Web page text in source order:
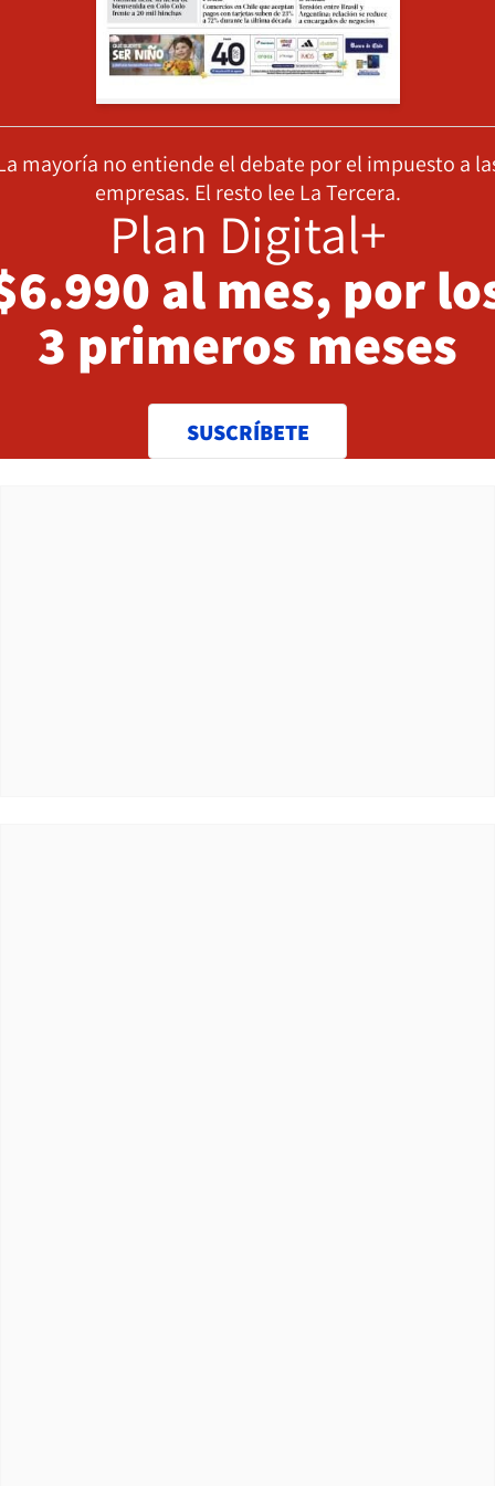
mayoría no entiende el debate por el impuesto a
empresas. El resto lee La Tercera.
Plan Digital+
al mes, por
3 primeros meses
SUSCRÍBETE